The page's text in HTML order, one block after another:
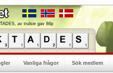
av trulsie gav 86p
Vanliga frågor Sök medlem